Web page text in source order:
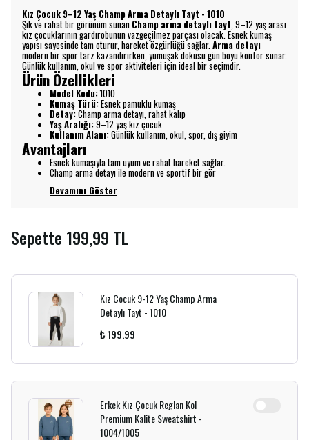
Kız Çocuk 9–12 Yaş Champ Arma Detaylı Tayt - 1010
Şık ve rahat bir görünüm sunan Champ arma detaylı tayt, 9–12 yaş arası
kız çocuklarının gardırobunun vazgeçilmez parçası olacak. Esnek kumaş
yapısı sayesinde tam oturur, hareket özgürlüğü sağlar.Arma detayı
modern bir spor tarz kazandırırken, yumuşak dokusu gün boyu konfor sunar.
Günlük kullanım, okul ve spor aktiviteleri için ideal bir seçimdir.
Ürün Özellikleri
Model Kodu:1010
Kumaş Türü:Esnek pamuklu kumaş
Detay:Champ arma detayı, rahat kalıp
Yaş Aralığı:9–12 yaş kız çocuk
Kullanım Alanı:Günlük kullanım, okul, spor, dış giyim
Avantajları
Esnek kumaşıyla tam uyum ve rahat hareket sağlar.
Champ arma detayı ile modern ve sportif bir gör
Devamını Göster
Sepette 199,99 TL
Kız Cocuk 9-12 Yaş Champ Arma
Detaylı Tayt - 1010
₺ 199.99
Erkek Kız Çocuk Reglan Kol
Premium Kalite Sweatshirt -
1004/1005